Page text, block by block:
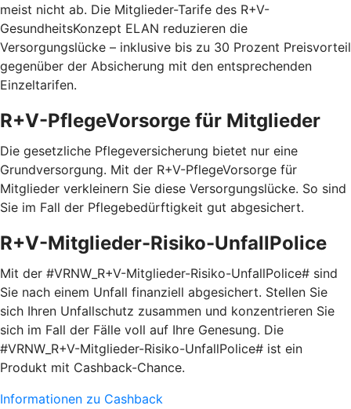
meist nicht ab. Die Mitglieder-Tarife des R+V-
GesundheitsKonzept ELAN reduzieren die
Versorgungslücke – inklusive bis zu 30 Prozent Preis­vorteil
gegenüber der Absicherung mit den entspre­chenden
Einzel­tarifen.
R+V-PflegeVorsorge für Mitglieder
Die gesetzliche Pflegeversicherung bietet nur eine
Grundversorgung. Mit der R+V-PflegeVorsorge für
Mitglieder verkleinern Sie diese Versorgungslücke. So sind
Sie im Fall der Pflegebedürftigkeit gut abgesichert.
R+V-Mitglieder-Risiko-UnfallPolice
Mit der #VRNW_R+V-Mitglieder-Risiko-UnfallPolice# sind
Sie nach einem Unfall finanziell abgesichert. Stellen Sie
sich Ihren Unfallschutz zusammen und konzentrieren Sie
sich im Fall der Fälle voll auf Ihre Genesung. Die
#VRNW_R+V-Mitglieder-Risiko-UnfallPolice# ist ein
Produkt mit Cashback-Chance.
Informationen zu Cashback